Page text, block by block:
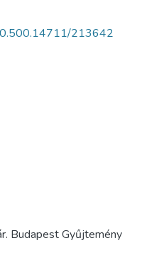
213642
Budapest Gyűjtemény